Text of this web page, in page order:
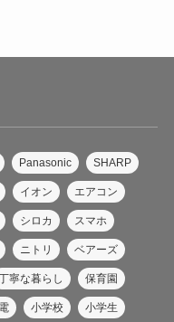
Panasonic SHARP
イオン エアコン
シロカ スマホ
ニトリ ベアーズ
寧な暮らし 保育園
小学校 小学生